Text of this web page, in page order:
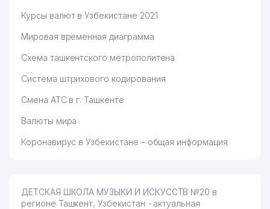
Курсы валют в Узбекистане 2021
Мировая временная диаграмма
Схема ташкентского метрополитена
Система штрихового кодирования
Смена АТС в г. Ташкенте
Валюты мира
Коронавирус в Узбекистане – общая информация
ДЕТСКАЯ ШКОЛА МУЗЫКИ И ИСКУССТВ №20 в
регионе Ташкент, Узбекистан - актуальная